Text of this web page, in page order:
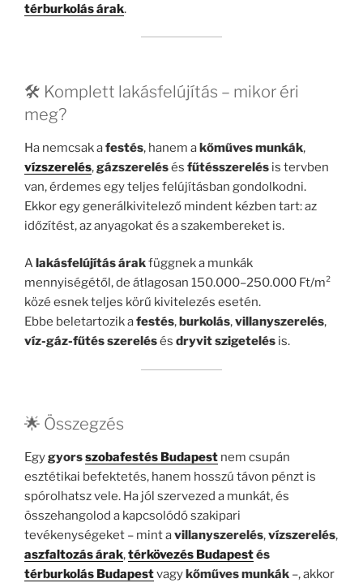
térburkolás árak.
🛠️ Komplett lakásfelújítás – mikor éri
meg?
Ha nemcsak afestés, hanem akőműves munkák,
vízszerelés,gázszerelésés fűtésszerelés is tervben
van, érdemes egy teljes felújításban gondolkodni.
Ekkor egy generálkivitelező mindent kézben tart: az
időzítést, az anyagokat és a szakembereket is.
A lakásfelújítás árakfüggnek a munkák
mennyiségétől, de átlagosan 150.000–250.000 Ft/m²
közé esnek teljes körű kivitelezés esetén.
Ebbe beletartozik afestés, burkolás,villanyszerelés,
víz-gáz-fűtés szerelésés dryvit szigetelés is.
🌟 Összegzés
Egygyorsszobafestés Budapest nem csupán
esztétikai befektetés, hanem hosszú távon pénzt is
spórolhatsz vele. Ha jól szervezed a munkát, és
összehangolod a kapcsolódó szakipari
tevékenységeket – mint avillanyszerelés,vízszerelés,
aszfaltozás árak,térkövezés Budapestés
térburkolás Budapestvagy kőműves munkák –, akkor